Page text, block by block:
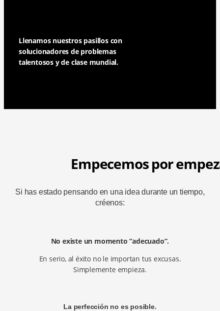
Llenamos nuestros pasillos con
solucionadores de problemas
talentosos y de clase mundial.
Empecemos por
Si has estado pensando en una idea durante un tiempo,
créenos:
No existe un momento “adecuado”.
En serio, al éxito no le importan tus excusas.
Simplemente empieza.
La perfección no es posible.